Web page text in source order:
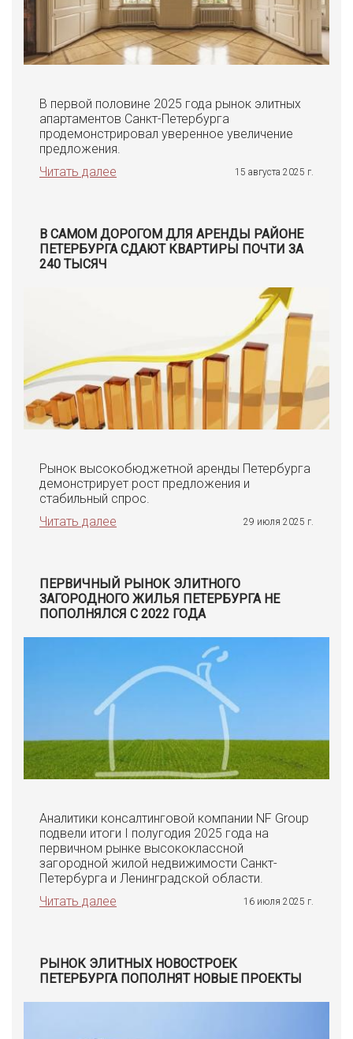
В первой половине 2025 года рынок элитных
апартаментов Санкт-Петербурга
продемонстрировал уверенное увеличение
предложения.
Читать далее
15 августа 2025 г.
В САМОМ ДОРОГОМ ДЛЯ АРЕНДЫ РАЙОНЕ
ПЕТЕРБУРГА СДАЮТ КВАРТИРЫ ПОЧТИ ЗА
240 ТЫСЯЧ
Рынок высокобюджетной аренды Петербурга
демонстрирует рост предложения и
стабильный спрос.
Читать далее
29 июля 2025 г.
ПЕРВИЧНЫЙ РЫНОК ЭЛИТНОГО
ЗАГОРОДНОГО ЖИЛЬЯ ПЕТЕРБУРГА НЕ
ПОПОЛНЯЛСЯ С 2022 ГОДА
Аналитики консалтинговой компании NF Group
подвели итоги I полугодия 2025 года на
первичном рынке высококлассной
загородной жилой недвижимости Санкт-
Петербурга и Ленинградской области.
Читать далее
16 июля 2025 г.
РЫНОК ЭЛИТНЫХ НОВОСТРОЕК
ПЕТЕРБУРГА ПОПОЛНЯТ НОВЫЕ ПРОЕКТЫ